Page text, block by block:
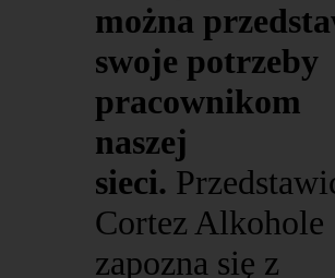
można
swoje potrzeby
pracownikom
naszej
sieci.
Cortez Alkohole
zapozna się z